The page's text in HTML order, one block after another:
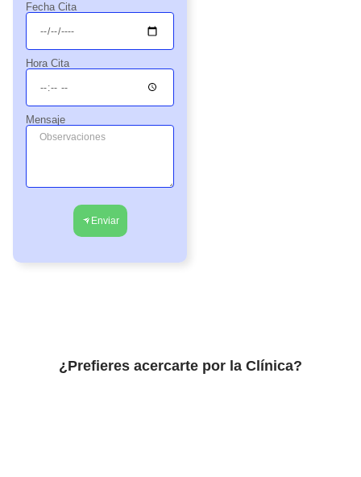
Fecha Cita
Hora Cita
Mensaje
Enviar
¿Prefieres acercarte por la Clínica?